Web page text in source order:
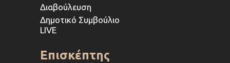
Διαβούλευση
Δημοτικό Συμβούλιο
LIVE
Επισκέπτης